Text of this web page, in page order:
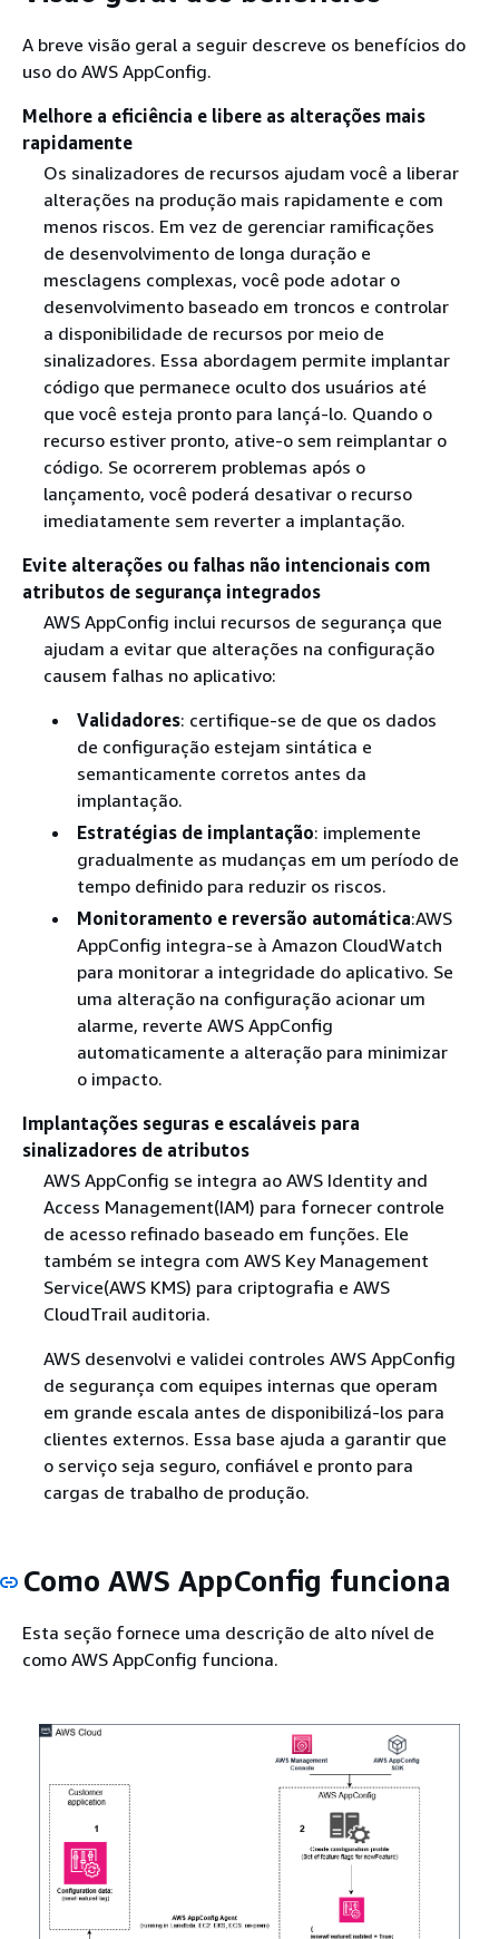
A breve visão geral a seguir descreve os benefícios do
uso do AWS AppConfig.
Melhore a eficiência e libere as alterações mais
rapidamente
Os sinalizadores de recursos ajudam você a liberar
alterações na produção mais rapidamente e com
menos riscos. Em vez de gerenciar ramificações
de desenvolvimento de longa duração e
mesclagens complexas, você pode adotar o
desenvolvimento baseado em troncos e controlar
a disponibilidade de recursos por meio de
sinalizadores. Essa abordagem permite implantar
código que permanece oculto dos usuários até
que você esteja pronto para lançá-lo. Quando o
recurso estiver pronto, ative-o sem reimplantar o
código. Se ocorrerem problemas após o
lançamento, você poderá desativar o recurso
imediatamente sem reverter a implantação.
Evite alterações ou falhas não intencionais com
atributos de segurança integrados
AWS AppConfig inclui recursos de segurança que
ajudam a evitar que alterações na configuração
causem falhas no aplicativo:
Validadores: certifique-se de que os dados
de configuração estejam sintática e
semanticamente corretos antes da
implantação.
Estratégias de implantação: implemente
gradualmente as mudanças em um período de
tempo definido para reduzir os riscos.
Monitoramento e reversão automática:AWS
AppConfig integra-se à Amazon CloudWatch
para monitorar a integridade do aplicativo. Se
uma alteração na configuração acionar um
alarme, reverte AWS AppConfig
automaticamente a alteração para minimizar
o impacto.
Implantações seguras e escaláveis para
sinalizadores de atributos
AWS AppConfig se integra ao AWS Identity and
Access Management(IAM) para fornecer controle
de acesso refinado baseado em funções. Ele
também se integra com AWS Key Management
Service(AWS KMS) para criptografia e AWS
CloudTrail auditoria.
AWS desenvolvi e validei controles AWS AppConfig
de segurança com equipes internas que operam
em grande escala antes de disponibilizá-los para
clientes externos. Essa base ajuda a garantir que
o serviço seja seguro, confiável e pronto para
cargas de trabalho de produção.
Como AWS AppConfig funciona
Esta seção fornece uma descrição de alto nível de
como AWS AppConfig funciona.